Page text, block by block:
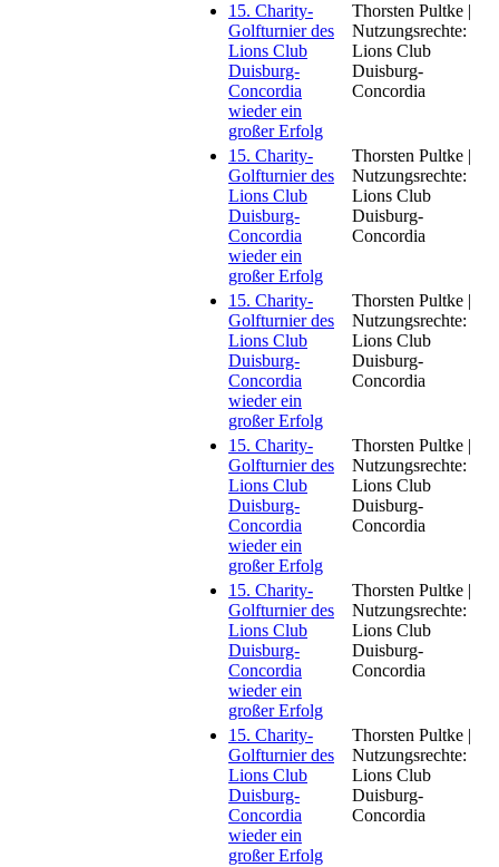
15. Charity-
Golfturnier des
Lions Club
Duisburg-
Concordia
wieder ein
großer Erfolg
Thorsten Pultke |
Nutzungsrechte:
Lions Club
Duisburg-
Concordia
15. Charity-
Golfturnier des
Lions Club
Duisburg-
Concordia
wieder ein
großer Erfolg
Thorsten Pultke |
Nutzungsrechte:
Lions Club
Duisburg-
Concordia
15. Charity-
Golfturnier des
Lions Club
Duisburg-
Concordia
wieder ein
großer Erfolg
Thorsten Pultke |
Nutzungsrechte:
Lions Club
Duisburg-
Concordia
15. Charity-
Golfturnier des
Lions Club
Duisburg-
Concordia
wieder ein
großer Erfolg
Thorsten Pultke |
Nutzungsrechte:
Lions Club
Duisburg-
Concordia
15. Charity-
Golfturnier des
Lions Club
Duisburg-
Concordia
wieder ein
großer Erfolg
Thorsten Pultke |
Nutzungsrechte:
Lions Club
Duisburg-
Concordia
15. Charity-
Golfturnier des
Lions Club
Duisburg-
Concordia
wieder ein
großer Erfolg
Thorsten Pultke |
Nutzungsrechte:
Lions Club
Duisburg-
Concordia